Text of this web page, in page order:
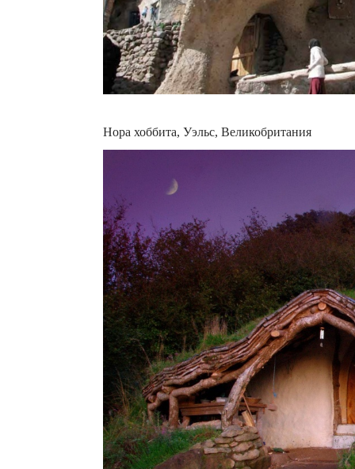
Нора хоббита, Уэльс, Великобритания